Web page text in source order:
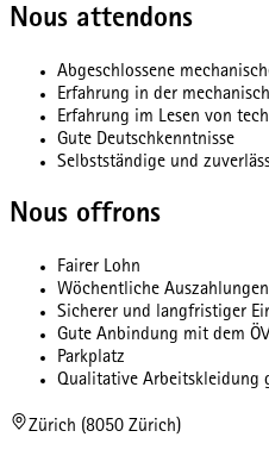
Nous attendons
Abgeschlossene
Erfahrung in der
Erfahrung im Lesen von
Gute Deutschkenntnisse
Selbstständige und
Nous offrons
Fairer Lohn
Wöchentliche Auszahlungen
Sicherer und langfristiger
Gute Anbindung mit dem ÖV
Parkplatz
Qualitative Arbeitskleidung
Zürich (8050 Zürich)